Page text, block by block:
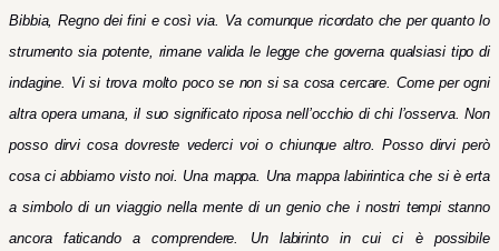
Bibbia, Regno dei fini e così via. Va comunque ricordato che per quanto lo
strumento sia potente, rimane valida le legge che governa qualsiasi tipo di
indagine. Vi si trova molto poco se non si sa cosa cercare. Come per ogni
altra opera umana, il suo significato riposa nell’occhio di chi l’osserva. Non
posso dirvi cosa dovreste vederci voi o chiunque altro. Posso dirvi però
cosa ci abbiamo visto noi. Una mappa. Una mappa labirintica che si è erta
a simbolo di un viaggio nella mente di un genio che i nostri tempi stanno
ancora faticando a comprendere. Un labirinto in cui ci è possibile